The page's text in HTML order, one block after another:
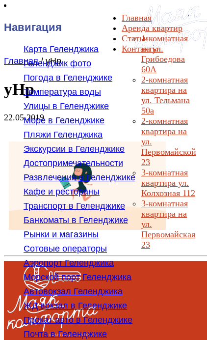
Главная
Аренда квартир
1-комнатная
на ул.
Грибоедова
60А
2-комнатная
квартира на
ул. Тельмана
50а
2-комнатная
квартира на
ул.
Первомайской
23
3-комнатная
квартира ул.
Колхозная 112
3-комнатная
квартира на
ул.
Первомайская
23
Статьи
Контакты
Главная/yHp
Навигация
Карта Геленджика
Геленджик фото
Погода в Геленджике
Температура воды
Улицы в Геленджике
Море в Геленджике
Пляжи Геленджика
Экскурсии в Геленджике
Достопримечательности
Развлечения в Геленджике
Кафе и рестораны
Транспорт в Геленджике
Банкоматы в Геленджике
Рынки и магазины
Сотовые операторы
Аэропорт Геленджика
Морской порт Геленджика
Автовокзал Геленджика
ЖД вокзал в Геленджике
Прокат авто в Геленджике
Почта в Геленджике
yHp
22.05.2019